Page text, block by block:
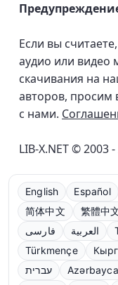
Если вы
аудио или видео
скачивания на
авторов, просим
с нами.
LIB-X.NET © 2003
English Español
简体中文
繁體中
فارسی
العربية
Türkmençe
עברית